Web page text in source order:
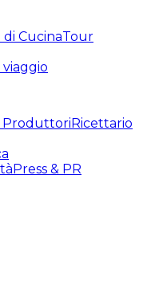
di CucinaTour
ProduttoriRicettario
Press & PR